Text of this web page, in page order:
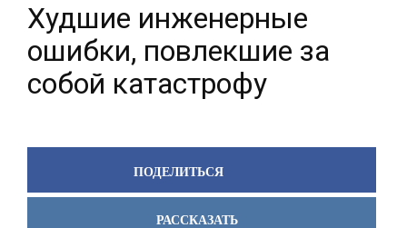
Худшие инженерные
ошибки, повлекшие за
собой катастрофу
ПОДЕЛИТЬСЯ
РАССКАЗАТЬ